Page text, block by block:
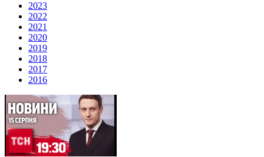
2023
2022
2021
2020
2019
2018
2017
2016